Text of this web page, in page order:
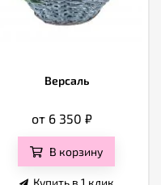
Версаль
от 6 350 ₽
В корзину